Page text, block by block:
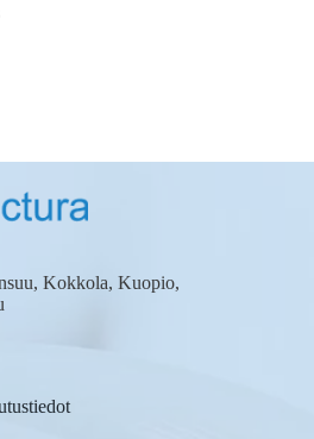
Kokkola, Kuopio,